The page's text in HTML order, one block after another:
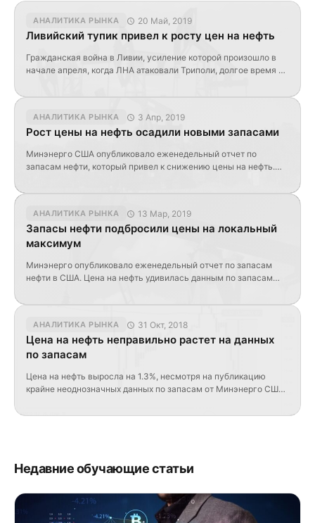
АНАЛИТИКА РЫНКА 20 Май, 2019
Ливийский тупик привел к росту цен на нефть
Гражданская война в Ливии, усиление которой произошло в
начале апреля, когда ЛНА атаковали Триполи, долгое время не
увеличить объем производства «черного золота» в апреле на
71 тыс. […]
АНАЛИТИКА РЫНКА 3 Апр, 2019
Рост цены на нефть осадили новыми запасами
Минэнерго США опубликовало еженедельный отчет по
запасам нефти, который привел к снижению цены на нефть.
падение: запасы нефти: +7.238 млн. б. (API: +3.000 млн. б.,
прогноз Bloomberg: -0.800 млн. б.); […]
АНАЛИТИКА РЫНКА 13 Мар, 2019
Запасы нефти подбросили цены на локальный
максимум
Минэнерго опубликовало еженедельный отчет по запасам
нефти в США. Цена на нефть удивилась данным по запасам
млн. б.); запасы бензина: -4.624 млн. б. (API: -5.850 млн. б.,
прогноз: -3.000 млн. б.); […]
АНАЛИТИКА РЫНКА 31 Окт, 2018
Цена на нефть неправильно растет на данных
по запасам
Цена на нефть выросла на 1.3%, несмотря на публикацию
крайне неоднозначных данных по запасам от Минэнерго США.
запасах в США В первую очередь в глаза бросает
Недавние обучающие статьи